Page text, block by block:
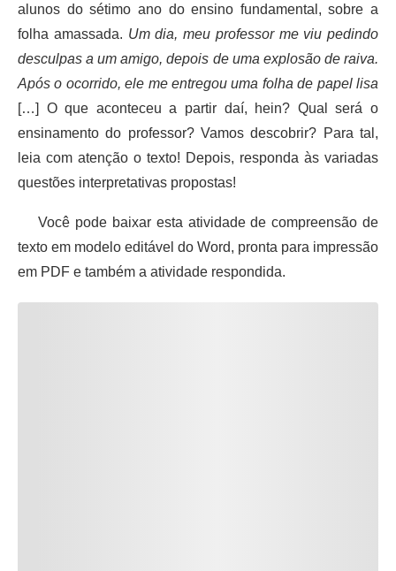
alunos do sétimo ano do ensino fundamental, sobre a
folha amassada. Um dia, meu professor me viu pedindo
desculpas a um amigo, depois de uma explosão de raiva.
Após o ocorrido, ele me entregou uma folha de papel lisa
[…] O que aconteceu a partir daí, hein? Qual será o
ensinamento do professor? Vamos descobrir? Para tal,
leia com atenção o texto! Depois, responda às variadas
questões interpretativas propostas!
Você pode baixar esta atividade de compreensão de
texto em modelo editável do Word, pronta para impressão
em PDF e também a atividade respondida.